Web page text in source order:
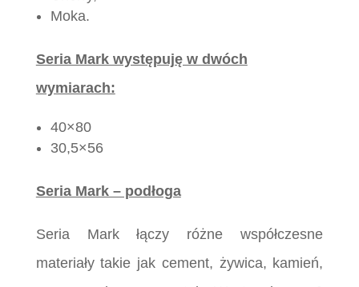
Moka.
Seria Mark występuję w dwóch
wymiarach:
40×80
30,5×56
Seria Mark – podłoga
Seria Mark łączy różne współczesne
materiały takie jak cement, żywica, kamień,